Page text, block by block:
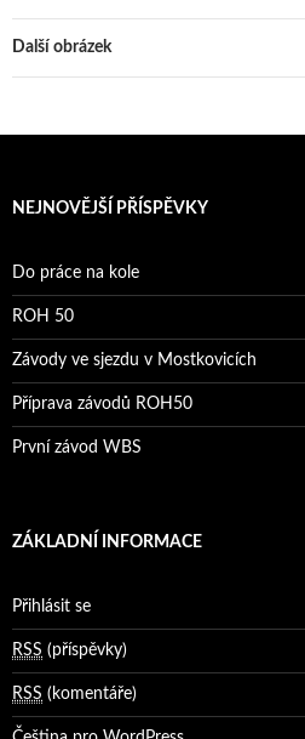
Další obrázek
NEJNOVĚJŠÍ PŘÍSPĚVKY
Do práce na kole
ROH 50
Závody ve sjezdu v Mostkovicích
Příprava závodů ROH50
První závod WBS
ZÁKLADNÍ INFORMACE
Přihlásit se
RSS (příspěvky)
RSS (komentáře)